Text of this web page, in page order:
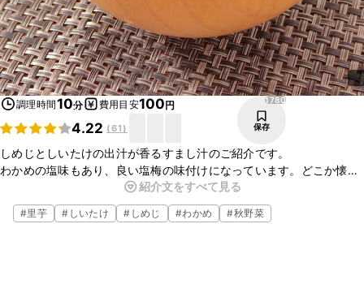
調理時間10分 費用目安100円
4.22 (61)
1780
保存
しめじとしいたけの出汁が香るすまし汁のご紹介です。
わかめの塩味もあり、良い塩梅の味付けになっています。どこか懐か
しく、ホッと温まる一品ですよ。
さっぱりとした後味で、色々な料理に合うので、ぜひ作ってみてくだ
さいね。
紹介文をすべて見る
#里芋 # しいたけ # しめじ #わかめ #秋野菜